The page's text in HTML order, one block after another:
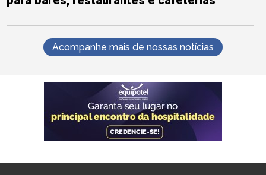
Acompanhe mais de nossas notícias